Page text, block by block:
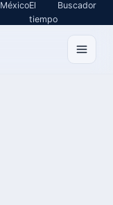
MéxicoEl
tiempo
Buscador